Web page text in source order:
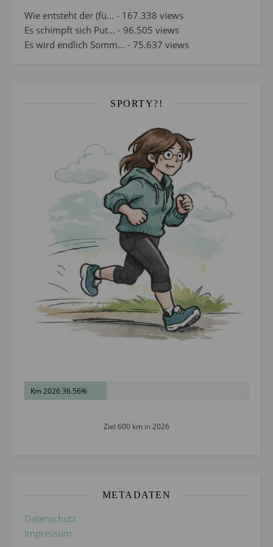
Wie entsteht der (fü... - 167.338 views
Es schimpft sich Put... - 96.505 views
Es wird endlich Somm... - 75.637 views
SPORTY?!
Km 2026 36.56%
Ziel 600 km in 2026
METADATEN
Datenschutz
Impressum